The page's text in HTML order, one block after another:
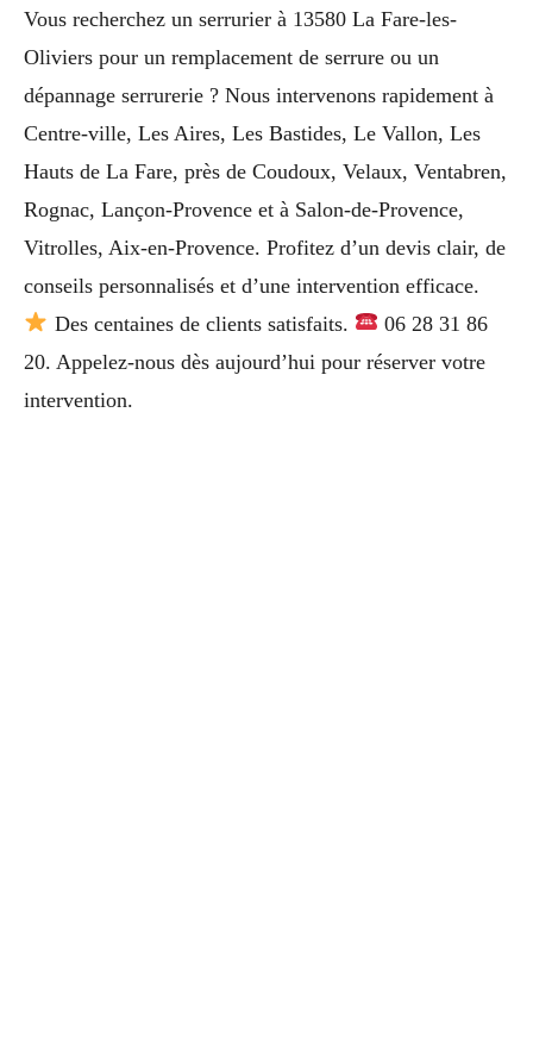
Vous recherchez un serrurier à 13580 La Fare-les-
Oliviers pour un remplacement de serrure ou un
dépannage serrurerie ? Nous intervenons rapidement à
Centre-ville, Les Aires, Les Bastides, Le Vallon, Les
Hauts de La Fare, près de Coudoux, Velaux, Ventabren,
Rognac, Lançon-Provence et à Salon-de-Provence,
Vitrolles, Aix-en-Provence. Profitez d’un devis clair, de
conseils personnalisés et d’une intervention efficace.
Des centaines de clients satisfaits.
06 28 31 86
20. Appelez-nous dès aujourd’hui pour réserver votre
intervention.